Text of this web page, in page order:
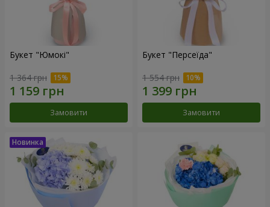
Букет "Юмокі"
1 364 грн
Замовити
Букет "Персеїда"
1 554 грн
Замовити